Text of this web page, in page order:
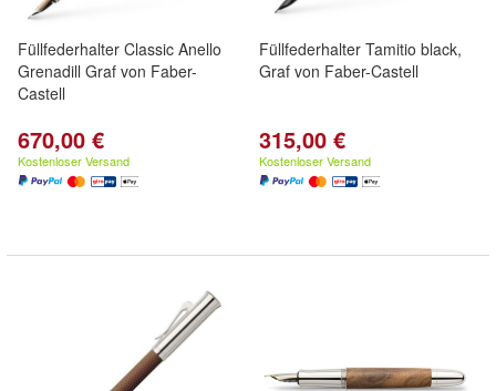
Füllfederhalter Classic Anello
Grenadill Graf von Faber-
Castell
670,00 €
Kostenloser Versand
Füllfederhalter Tamitio black,
Graf von Faber-Castell
315,00 €
Kostenloser Versand